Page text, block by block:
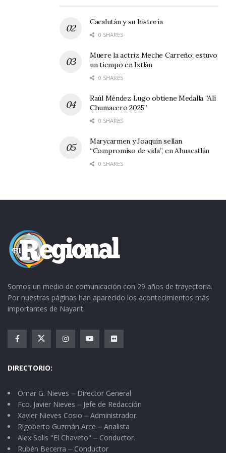
Cacalután y su historia
0 SHARES
Muere la actriz Meche Carreño; estuvo
un tiempo en Ixtlán
0 SHARES
Raúl Méndez Lugo obtiene Medalla “Alí
Chumacero 2025”
0 SHARES
Marycarmen y Joaquín sellan
“Compromiso de vida”, en Ahuacatlán
0 SHARES
Somos un medio de comunicación con 29 años de trayectoria.
Por nuestras páginas han aparecido los acontecimientos más
importantes de Nayarit.
DIRECTORIO:
Omar G. Nieves ⏤ Director General
Fco. Javier Nieves ⏤ Jefe de Redacción
Xavier Nieves Cosio ⏤ Administrador.
Rigoberto Guzmán Arce ⏤ Analista
Alex Solis "El Chaveto" ⏤ Conductor.
Rubén Becerra ⏤ Conductor